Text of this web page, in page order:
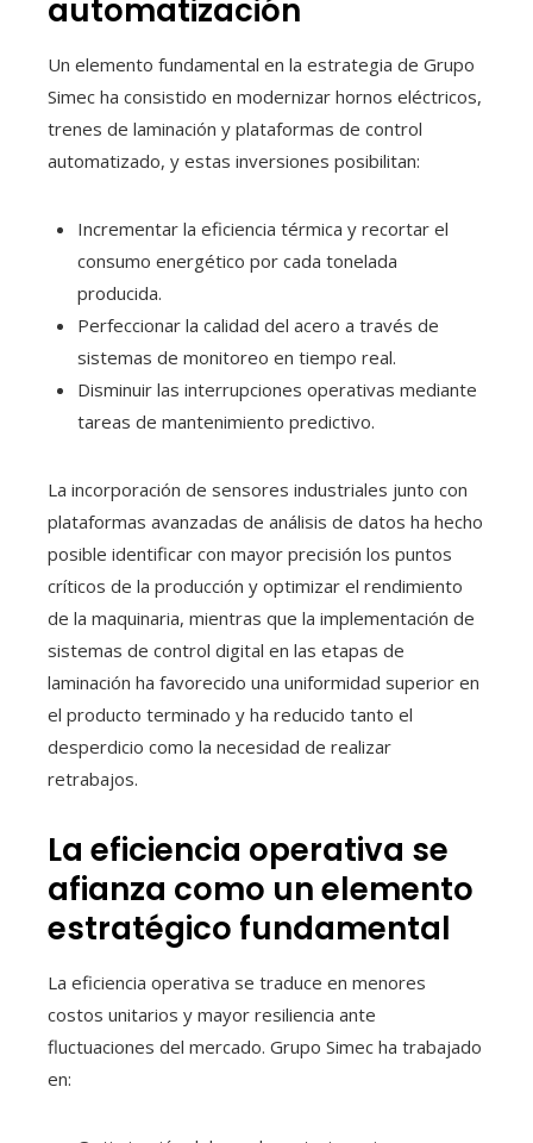
automatización
Un elemento fundamental en la estrategia de Grupo
Simec ha consistido en modernizar hornos eléctricos,
trenes de laminación y plataformas de control
automatizado, y estas inversiones posibilitan:
Incrementar la eficiencia térmica y recortar el
consumo energético por cada tonelada
producida.
Perfeccionar la calidad del acero a través de
sistemas de monitoreo en tiempo real.
Disminuir las interrupciones operativas mediante
tareas de mantenimiento predictivo.
La incorporación de sensores industriales junto con
plataformas avanzadas de análisis de datos ha hecho
posible identificar con mayor precisión los puntos
críticos de la producción y optimizar el rendimiento
de la maquinaria, mientras que la implementación de
sistemas de control digital en las etapas de
laminación ha favorecido una uniformidad superior en
el producto terminado y ha reducido tanto el
desperdicio como la necesidad de realizar
retrabajos.
La eficiencia operativa se
afianza como un elemento
estratégico fundamental
La eficiencia operativa se traduce en menores
costos unitarios y mayor resiliencia ante
fluctuaciones del mercado. Grupo Simec ha trabajado
en: